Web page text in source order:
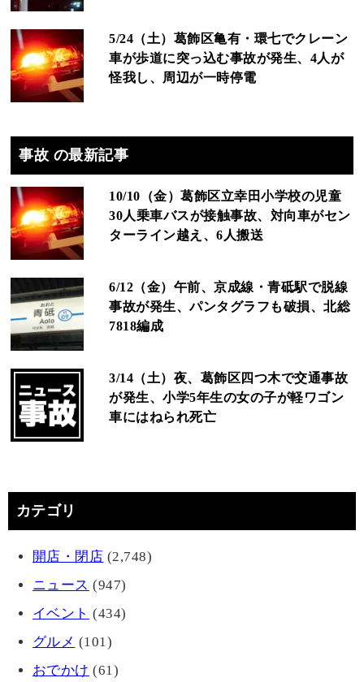
5/24（土）葛飾区亀有・環七でクレーン
車が歩道に突っ込む事故が発生、4人が
怪我し、周辺が一時停電
事故 の最新記事
10/10（金）葛飾区立幸田小学校の児童
30人乗車バスが接触事故、対向車がセン
ターライン越え、6人搬送
6/12（金）午前、京成線・青砥駅で脱線
事故が発生、パンタグラフも破損、北総
7818編成
3/14（土）夜、葛飾区四つ木で交通事故
が発生、小学5年生の女の子が軽ワゴン
車にはねられ死亡
カテゴリ
開店・閉店 (2,748)
ニュース (947)
イベント (434)
グルメ (101)
おでかけ (61)